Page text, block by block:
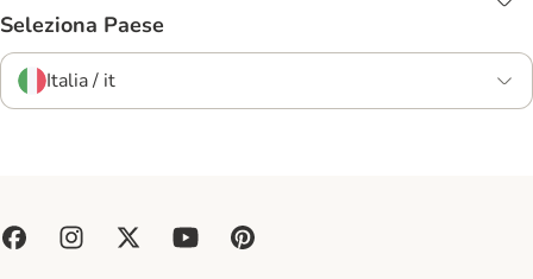
Seleziona Paese
Italia / it